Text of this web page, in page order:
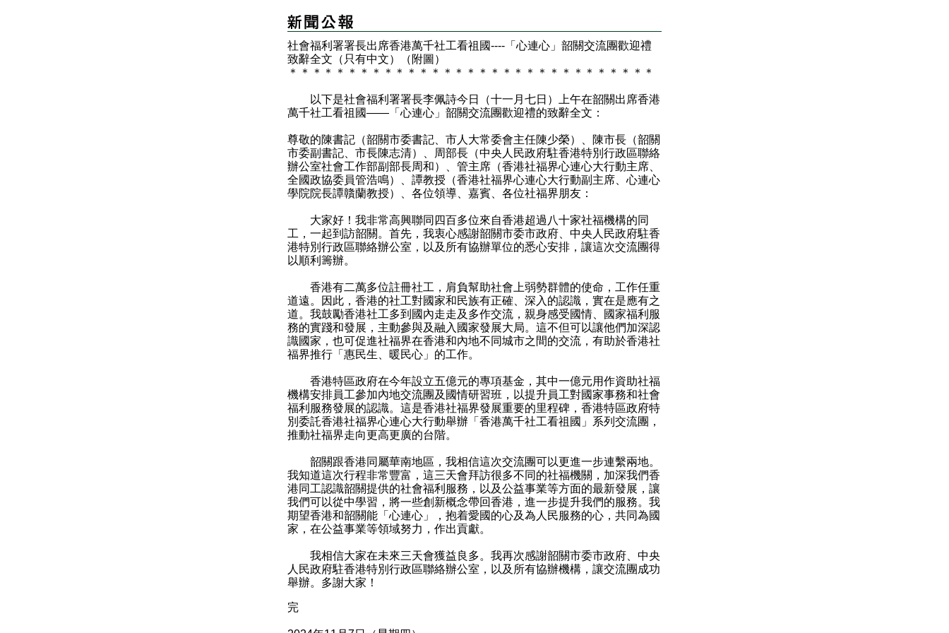
社會福利署署長出席香港萬千社工看祖國----「心連心」韶關交流團歡迎禮
致辭全文（只有中文）（附圖）
＊
＊ ＊ ＊ ＊ ＊ ＊ ＊ ＊ ＊ ＊ ＊ ＊ ＊ ＊ ＊ ＊ ＊ ＊ ＊ ＊ ＊ ＊ ＊ ＊ ＊ ＊ ＊ ＊ ＊ ＊
以下是社會福利署署長李佩詩今日（十一月七日）上午在韶關出席香港
萬千社工看祖國——「心連心」韶關交流團歡迎禮的致辭全文：
尊敬的陳書記（韶關市委書記、市人大常委會主任陳少榮）、陳市長（韶關
市委副書記、市長陳志清）、周部長（中央人民政府駐香港特別行政區聯絡
辦公室社會工作部副部長周和）、管主席（香港社福界心連心大行動主席、
全國政協委員管浩鳴）、譚教授（香港社福界心連心大行動副主席、心連心
學院院長譚贛蘭教授）、各位領導、嘉賓、各位社福界朋友：
大家好！我非常高興聯同四百多位來自香港超過八十家社福機構的同
工，一起到訪韶關。首先，我衷心感謝韶關市委市政府、中央人民政府駐香
港特別行政區聯絡辦公室，以及所有協辦單位的悉心安排，讓這次交流團得
以順利籌辦。
香港有二萬多位註冊社工，肩負幫助社會上弱勢群體的使命，工作任重
道遠。因此，香港的社工對國家和民族有正確、深入的認識，實在是應有之
道。我鼓勵香港社工多到國內走走及多作交流，親身感受國情、國家福利服
務的實踐和發展，主動參與及融入國家發展大局。這不但可以讓他們加深認
識國家，也可促進社福界在香港和內地不同城市之間的交流，有助於香港社
福界推行「惠民生、暖民心」的工作。
香港特區政府在今年設立五億元的專項基金，其中一億元用作資助社福
機構安排員工參加內地交流團及國情研習班，以提升員工對國家事務和社會
福利服務發展的認識。這是香港社福界發展重要的里程碑，香港特區政府特
別委託香港社福界心連心大行動舉辦「香港萬千社工看祖國」系列交流團，
推動社福界走向更高更廣的台階。
韶關跟香港同屬華南地區，我相信這次交流團可以更進一步連繫兩地。
我知道這次行程非常豐富，這三天會拜訪很多不同的社福機關，加深我們香
港同工認識韶關提供的社會福利服務，以及公益事業等方面的最新發展，讓
我們可以從中學習，將一些創新概念帶回香港，進一步提升我們的服務。我
期望香港和韶關能「心連心」，抱着愛國的心及為人民服務的心，共同為國
家，在公益事業等領域努力，作出貢獻。
我相信大家在未來三天會獲益良多。我再次感謝韶關市委市政府、中央
人民政府駐香港特別行政區聯絡辦公室，以及所有協辦機構，讓交流團成功
舉辦。多謝大家！
完